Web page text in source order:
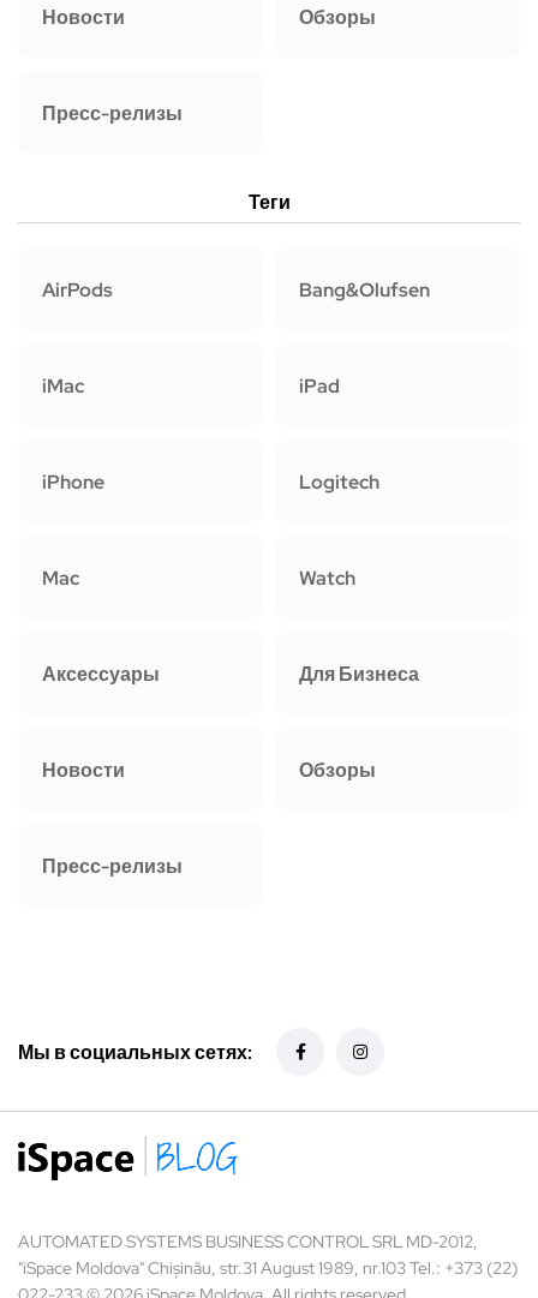
Новости Обзоры
Пресс-релизы
Теги
AirPods Bang&Olufsen
iMac iPad
iPhone Logitech
Mac Watch
Аксессуары Для Бизнеса
Новости Обзоры
Пресс-релизы
Мы в социальных сетях:
AUTOMATED SYSTEMS BUSINESS CONTROL SRL MD-2012,
"iSpace Moldova" Chișinău, str.31 August 1989, nr.103 Tel.: +373 (22)